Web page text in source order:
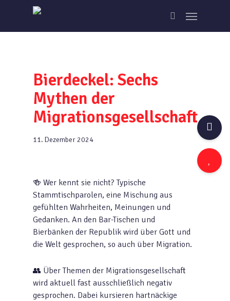
main
search
Menu
Bierdeckel: Sechs
Mythen der
Migrationsgesellschaft
11. Dezember 2024
🍻 Wer kennt sie nicht? Typische
Stammtischparolen, eine Mischung aus
gefühlten Wahrheiten, Meinungen und
Gedanken. An den Bar-Tischen und
Bierbänken der Republik wird über Gott und
die Welt gesprochen, so auch über Migration.
👥 Über Themen der Migrationsgesellschaft
wird aktuell fast ausschließlich negativ
gesprochen. Dabei kursieren hartnäckige